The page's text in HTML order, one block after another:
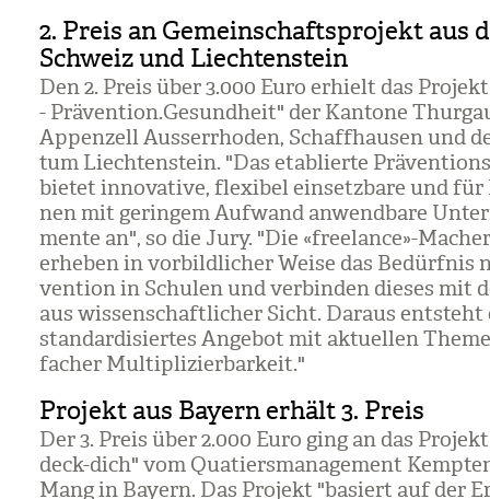
2. Preis an Gemeinschaftsprojekt aus
Schweiz und Liechtenstein
Den2. Preis über 3.000 Euroerhielt das
- Prä­ven­tion.Gesund­heit" der Kan­tone
Appen­zell Aus­ser­rho­den, Schaff­hau­sen und
tum Liech­ten­stein. "Das eta­blierte
bie­tet inno­va­tive, fle­xi­bel ein­setz­bare und
nen mit gerin­gem Auf­wand anwend­bare
mente an", so die Jury. "Die «fre­e­lance»-
erhe­ben in vor­bild­li­cher Weise das Bedürf­nis
ven­tion in Schu­len und ver­bin­den die­ses mit
aus wis­sen­schaft­li­cher Sicht. Dar­aus ent­steht
stan­dar­di­sier­tes Ange­bot mit aktu­el­len
fa­cher Mul­ti­pli­zier­bar­keit."
Projekt aus Bayern erhält 3. Preis
Der3. Preis über 2.000 Euroging an das
deck-dich" vom Qua­tiers­ma­nage­ment
Mang in Bay­ern. Das Pro­jekt "basiert auf der